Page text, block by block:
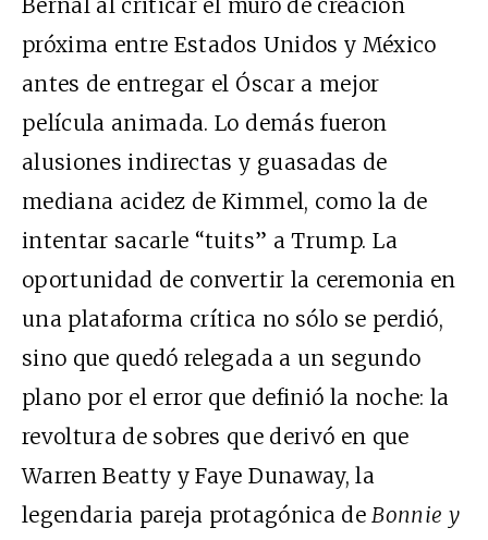
Bernal al criticar el muro de creación
próxima entre Estados Unidos y México
antes de entregar el Óscar a mejor
película animada. Lo demás fueron
alusiones indirectas y guasadas de
mediana acidez de Kimmel, como la de
intentar sacarle “tuits” a Trump. La
oportunidad de convertir la ceremonia en
una plataforma crítica no sólo se perdió,
sino que quedó relegada a un segundo
plano por el error que definió la noche: la
revoltura de sobres que derivó en que
Warren Beatty y Faye Dunaway, la
legendaria pareja protagónica deBonnie y